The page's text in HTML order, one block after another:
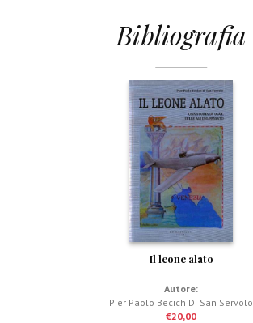
Bibliografia
Il leone alato
Autore:
Pier Paolo Becich Di San Servolo
€20,00